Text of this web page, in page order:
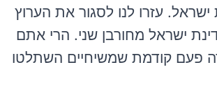
ישראל. עזרו לנו לסגור את הערוץ
ישראל מחורבן שני. הרי אתם
פעם קודמת שמשיחיים השתלטו